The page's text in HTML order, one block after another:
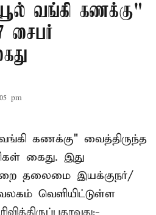
வங்கி கணக்கு"
சைபர்
pm
கணக்கு" வைத்திருந்த
கைது. இது
தலைமை இயக்குநர்/
வெளியிட்டுள்ள